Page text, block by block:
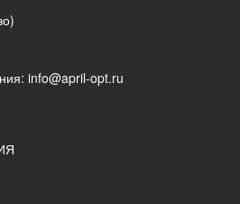
info@april-opt.ru